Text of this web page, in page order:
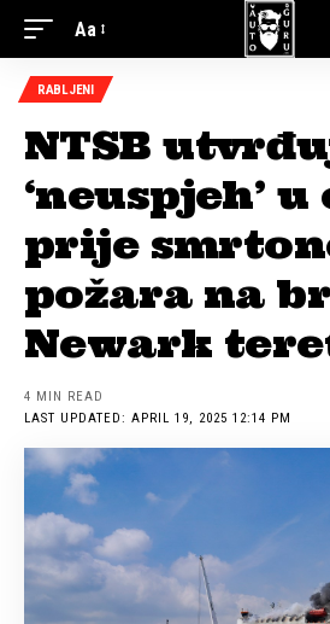
Aa
RABLJENI
NTSB
‘neuspjeh’
prije
požara na
Newark
LAST UPDATED: APRIL 19, 2025 12:14 PM
4 MIN READ